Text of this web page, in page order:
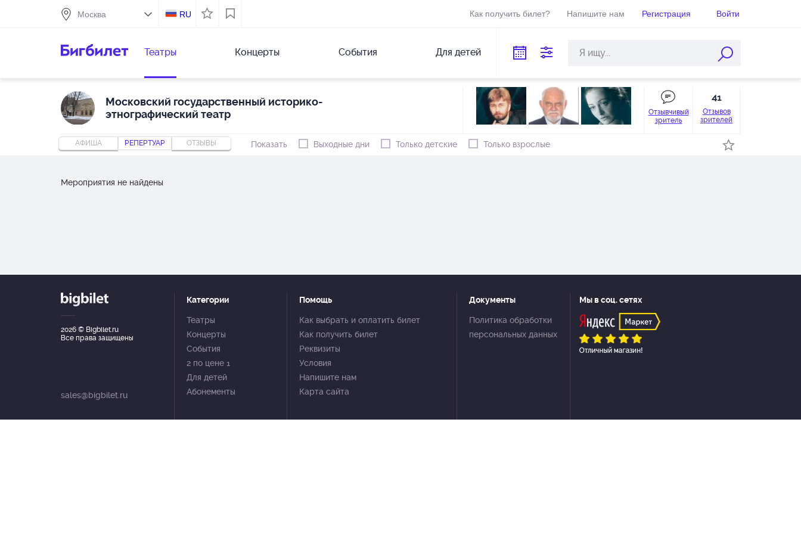
RU Как получить билет? Напишите нам Регистрация Войти
Театры Концерты События Для детей
Московский государственный историко-
этнографический театр
Отзывчивый
зритель
41
Отзывов
зрителей
АФИША РЕПЕРТУАР ОТЗЫВЫ Показать Выходные дни Только детские Только взрослые
Мероприятия не найдены
2026 © Bigbilet.ru
Все права защищены
sales@bigbilet.ru
Категории
Театры
Концерты
События
2 по цене 1
Для детей
Абонементы
Помощь
Как выбрать и оплатить билет
Как получить билет
Реквизиты
Условия
Напишите нам
Карта сайта
Документы
Политика обработки
персональных данных
Мы в соц. сетях